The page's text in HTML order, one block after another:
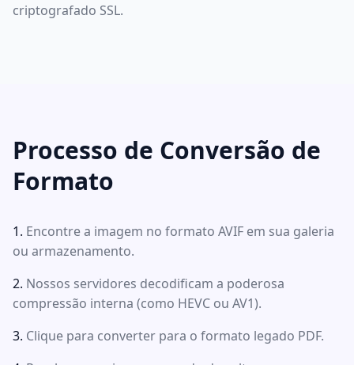
criptografado SSL.
Processo de Conversão de
Formato
Encontre a imagem no formato AVIF em sua galeria
ou armazenamento.
Nossos servidores decodificam a poderosa
compressão interna (como HEVC ou AV1).
Clique para converter para o formato legado PDF.